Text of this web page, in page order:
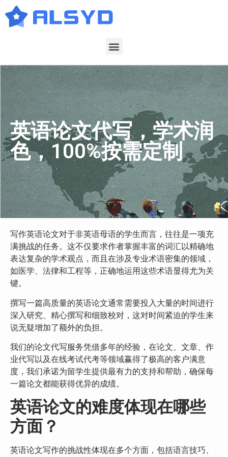
英语论文代写，学术润
色，100%按需定制
写作英语论文对于非英语母语的学生而言，往往是一项充
满挑战的任务。这不仅要求作者掌握丰富的词汇以精确地
表达复杂的学术观点，而且在涉及专业术语密集的领域，
如医学、法律和工程等，正确地运用这些术语显得尤为关
键。
撰写一篇高质量的英语论文通常需要投入大量的时间进行
深入研究、精心撰写和细致校对，这对时间紧迫的学生来
说无疑增加了额外的负担。
我们的论文代写服务凭借多年的经验，在论文、文章、作
业代写以及在线考试代考等领域赢得了极高的客户满意
度，我们承诺为留学生提供最有力的支持和帮助，确保每
一篇论文都能获得优异的成绩。
英语论文的难度体现在哪些
方面？
英语论文写作的挑战性体现在多个方面，包括语言技巧、